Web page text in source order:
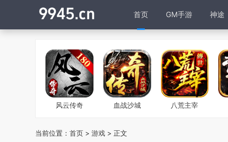
首页 GM手游 神途
风云传奇 血战沙城 八荒主宰
当前位置： 首页 > 游戏 > 正文